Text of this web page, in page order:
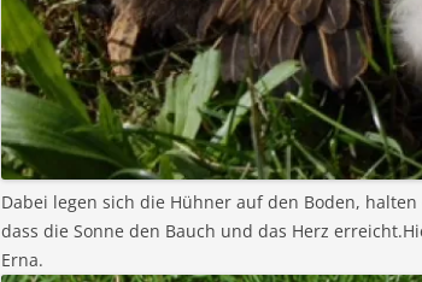
Dabei legen sich die Hühner auf den Boden,
dass die Sonne den Bauch und das Herz
Erna.